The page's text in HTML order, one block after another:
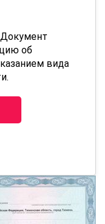
об
вида